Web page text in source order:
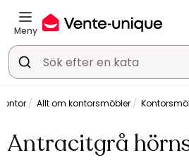
Meny
Allt om kontorsmöbler
Antracitgrå